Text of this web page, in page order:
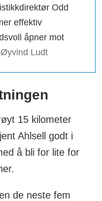
Odd
effektiv
åpner mot
Ludt
15 kilometer
Ahlsell godt i
å bli for lite for
de neste fem